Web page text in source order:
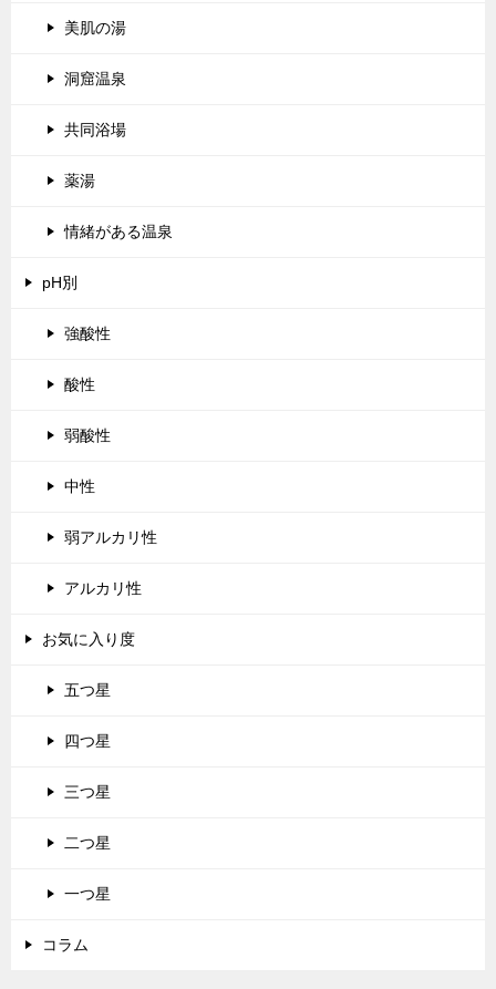
美肌の湯
洞窟温泉
共同浴場
薬湯
情緒がある温泉
pH別
強酸性
酸性
弱酸性
中性
弱アルカリ性
アルカリ性
お気に入り度
五つ星
四つ星
三つ星
二つ星
一つ星
コラム